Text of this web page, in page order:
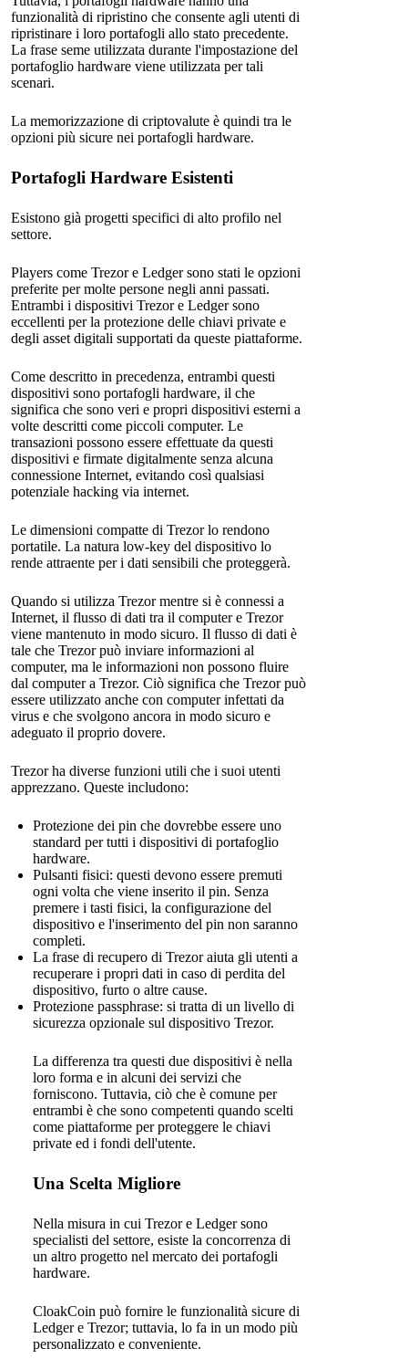
funzionalità di ripristino che consente agli utenti di
ripristinare i loro portafogli allo stato precedente.
La frase seme utilizzata durante l'impostazione del
portafoglio hardware viene utilizzata per tali
scenari.
La memorizzazione di criptovalute è quindi tra le
opzioni più sicure nei portafogli hardware.
Portafogli Hardware Esistenti
Esistono già progetti specifici di alto profilo nel
settore.
Players come Trezor e Ledger sono stati le opzioni
preferite per molte persone negli anni passati.
Entrambi i dispositivi Trezor e Ledger sono
eccellenti per la protezione delle chiavi private e
degli asset digitali supportati da queste piattaforme.
Come descritto in precedenza, entrambi questi
dispositivi sono portafogli hardware, il che
significa che sono veri e propri dispositivi esterni a
volte descritti come piccoli computer. Le
transazioni possono essere effettuate da questi
dispositivi e firmate digitalmente senza alcuna
connessione Internet, evitando così qualsiasi
potenziale hacking via internet.
Le dimensioni compatte di Trezor lo rendono
portatile. La natura low-key del dispositivo lo
rende attraente per i dati sensibili che proteggerà.
Quando si utilizza Trezor mentre si è connessi a
Internet, il flusso di dati tra il computer e Trezor
viene mantenuto in modo sicuro. Il flusso di dati è
tale che Trezor può inviare informazioni al
computer, ma le informazioni non possono fluire
dal computer a Trezor. Ciò significa che Trezor può
essere utilizzato anche con computer infettati da
virus e che svolgono ancora in modo sicuro e
adeguato il proprio dovere.
Trezor ha diverse funzioni utili che i suoi utenti
apprezzano. Queste includono:
Protezione dei pin che dovrebbe essere uno
standard per tutti i dispositivi di portafoglio
hardware.
Pulsanti fisici: questi devono essere premuti
ogni volta che viene inserito il pin. Senza
premere i tasti fisici, la configurazione del
dispositivo e l'inserimento del pin non saranno
completi.
La frase di recupero di Trezor aiuta gli utenti a
recuperare i propri dati in caso di perdita del
dispositivo, furto o altre cause.
Protezione passphrase: si tratta di un livello di
sicurezza opzionale sul dispositivo Trezor.
La differenza tra questi due dispositivi è nella
loro forma e in alcuni dei servizi che
forniscono. Tuttavia, ciò che è comune per
entrambi è che sono competenti quando scelti
come piattaforme per proteggere le chiavi
private ed i fondi dell'utente.
Una Scelta Migliore
Nella misura in cui Trezor e Ledger sono
specialisti del settore, esiste la concorrenza di
un altro progetto nel mercato dei portafogli
hardware.
CloakCoin può fornire le funzionalità sicure di
Ledger e Trezor; tuttavia, lo fa in un modo più
personalizzato e conveniente.